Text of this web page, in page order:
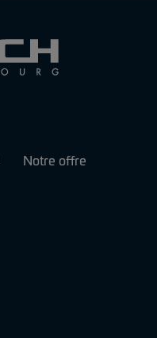
Notre offre